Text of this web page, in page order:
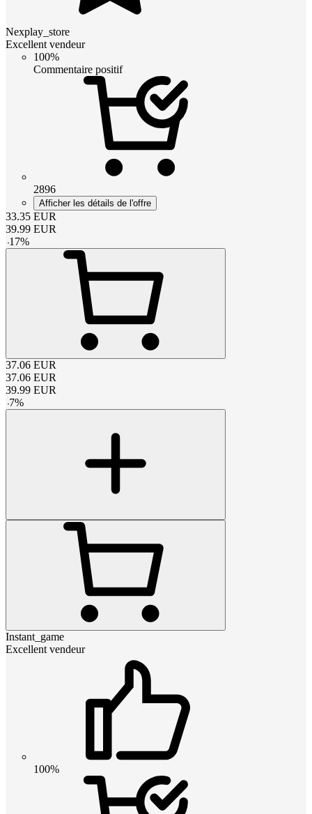
Nexplay_store
Excellent vendeur
100%
Commentaire positif
2896
Afficher les détails de l'offre
33.35 EUR
39.99 EUR
-17%
37.06 EUR
37.06 EUR
39.99 EUR
-7%
Instant_game
Excellent vendeur
100%